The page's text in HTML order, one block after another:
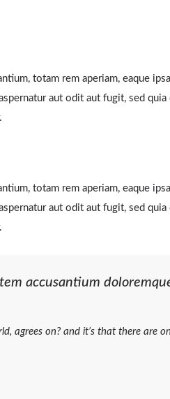
totam rem aperiam, eaque
aut odit aut fugit, sed
totam rem aperiam, eaque
aut odit aut fugit, sed
accusantium
agrees on? and it’s that there are